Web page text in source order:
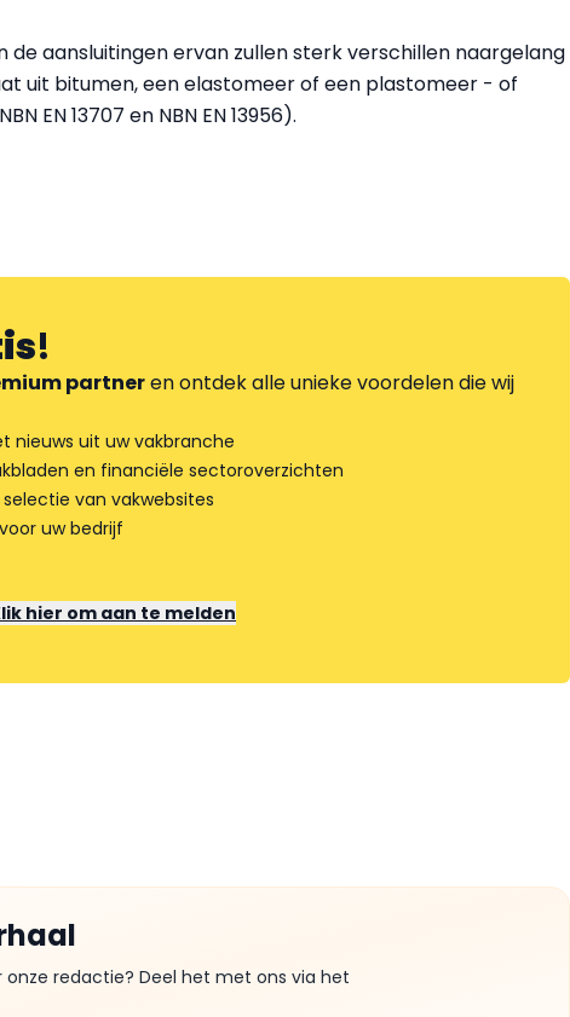
de aansluitingen ervan zullen sterk verschillen naargelang
uit bitumen, een elastomeer of een plastomeer - of
EN 13707 en NBN EN 13956).
!
partneren ontdek alle unieke voordelen die wij
nieuws uit uw vakbranche
en financiële sectoroverzichten
van vakwebsites
voor uw bedrijf
hier om aan te melden
onze redactie? Deel het met ons via het